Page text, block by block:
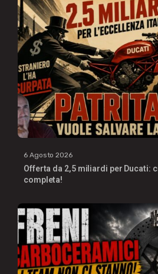
6 Agosto 2026
Offerta da 2,5 miliardi per Ducati:
completa!